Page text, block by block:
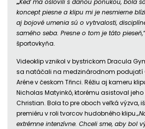
„Keď ma oslovili s danou ponukou, bola
koncept piesne a klipu mi je nesmierne
aj bojové umenia sú o vytrvalosti,
samého seba. Presne o tom je táto pieseň,“
športovkyňa.
Videoklip vznikol v bystrickom Dracula
sa natáčali na medzinárodnom podujatí
Aréne v českom Třinci. Réžiu aj kameru
Nicholas Matyinkó, ktorému asistoval
Christian. Bola to pre oboch veľká výzva,
premiéru v roli tvorcov hudobného klipu.
extrémne intenzívne. Chceli sme, aby bol